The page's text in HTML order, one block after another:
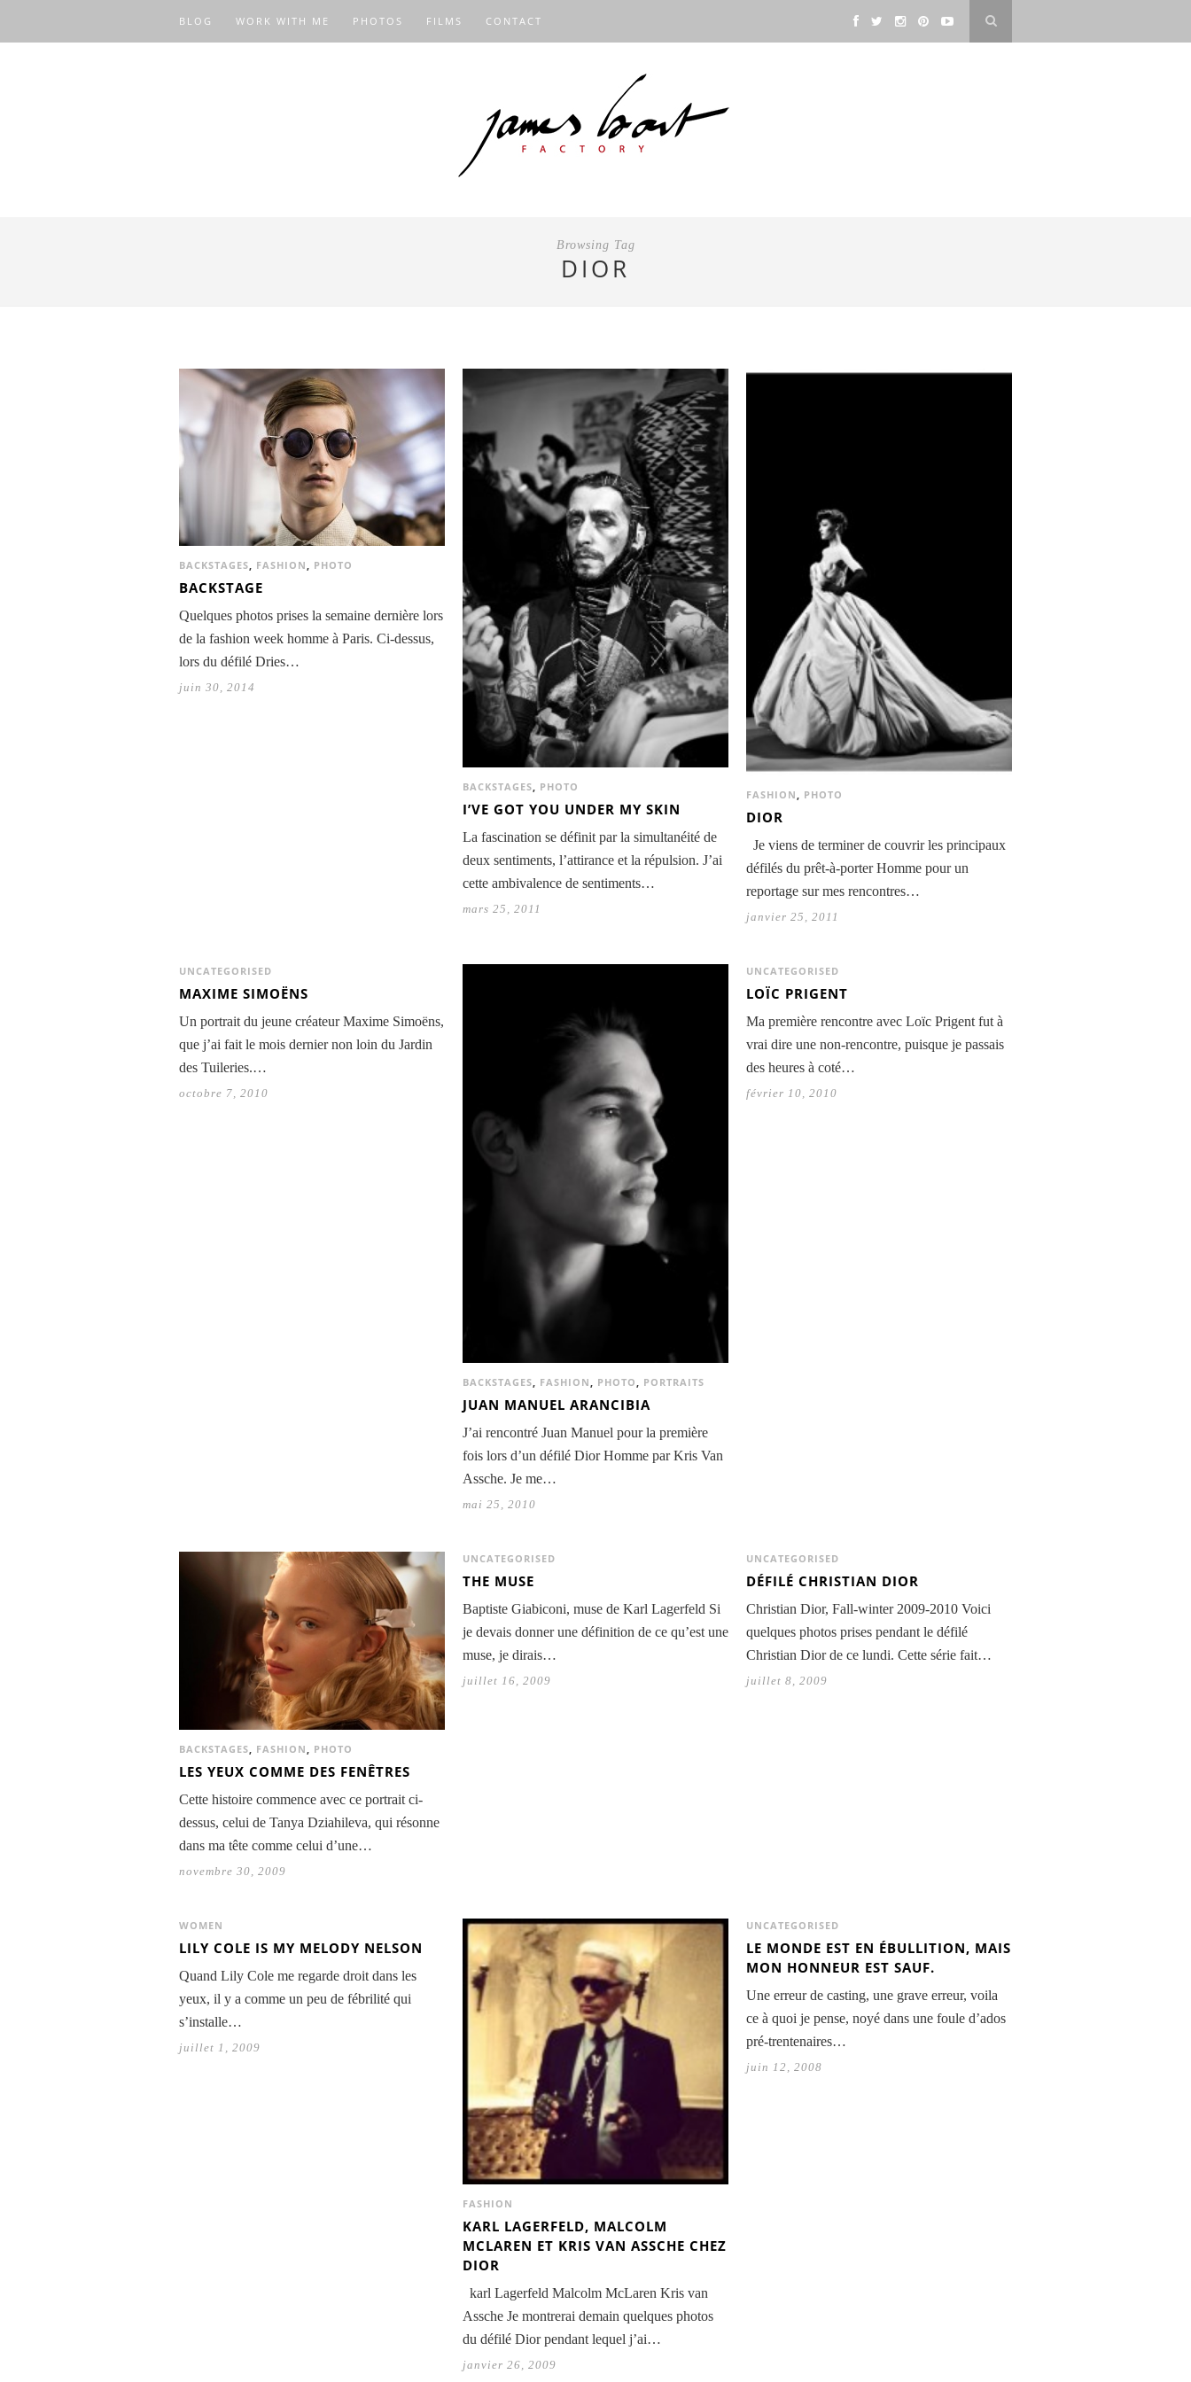
BLOG WORK WITH ME PHOTOS FILMS CONTACT
Browsing Tag
DIOR
BACKSTAGES, FASHION, PHOTO
BACKSTAGE
Quelques photos prises la semaine dernière lors
de la fashion week homme à Paris. Ci-dessus,
lors du défilé Dries…
juin 30, 2014
BACKSTAGES, PHOTO
I’VE GOT YOU UNDER MY SKIN
La fascination se définit par la simultanéité de
deux sentiments, l’attirance et la répulsion. J’ai
cette ambivalence de sentiments…
mars 25, 2011
FASHION, PHOTO
DIOR
Je viens de terminer de couvrir les principaux
défilés du prêt-à-porter Homme pour un
reportage sur mes rencontres…
janvier 25, 2011
UNCATEGORISED
MAXIME SIMOËNS
Un portrait du jeune créateur Maxime Simoëns,
que j’ai fait le mois dernier non loin du Jardin
des Tuileries.…
octobre 7, 2010
BACKSTAGES, FASHION, PHOTO, PORTRAITS
JUAN MANUEL ARANCIBIA
J’ai rencontré Juan Manuel pour la première
fois lors d’un défilé Dior Homme par Kris Van
Assche. Je me…
mai 25, 2010
UNCATEGORISED
LOÏC PRIGENT
Ma première rencontre avec Loïc Prigent fut à
vrai dire une non-rencontre, puisque je passais
des heures à coté…
février 10, 2010
BACKSTAGES FASHION PHOTO
LES YEUX COMME DES FENÊTRES
Cette histoire commence avec ce portrait ci-
dessus, celui de Tanya Dziahileva, qui résonne
dans ma tête comme celui d’une…
novembre 30, 2009
UNCATEGORISED
THE MUSE
Baptiste Giabiconi, muse de Karl Lagerfeld Si
je devais donner une définition de ce qu’est une
muse, je dirais…
juillet 16, 2009
UNCATEGORISED
DÉFILÉ CHRISTIAN DIOR
Christian Dior, Fall-winter 2009-2010 Voici
quelques photos prises pendant le défilé
Christian Dior de ce lundi. Cette série fait…
juillet 8, 2009
WOMEN
LILY COLE IS MY MELODY NELSON
Quand Lily Cole me regarde droit dans les
yeux, il y a comme un peu de fébrilité qui
s’installe…
juillet 1, 2009
FASHION
KARL LAGERFELD, MALCOLM
MCLAREN ET KRIS VAN ASSCHE CHEZ
DIOR
karl Lagerfeld Malcolm McLaren Kris van
Assche Je montrerai demain quelques photos
du défilé Dior pendant lequel j’ai…
janvier 26, 2009
UNCATEGORISED
LE MONDE EST EN ÉBULLITION, MAIS
MON HONNEUR EST SAUF.
Une erreur de casting, une grave erreur, voila
ce à quoi je pense, noyé dans une foule d’ados
pré-trentenaires…
juin 12, 2008